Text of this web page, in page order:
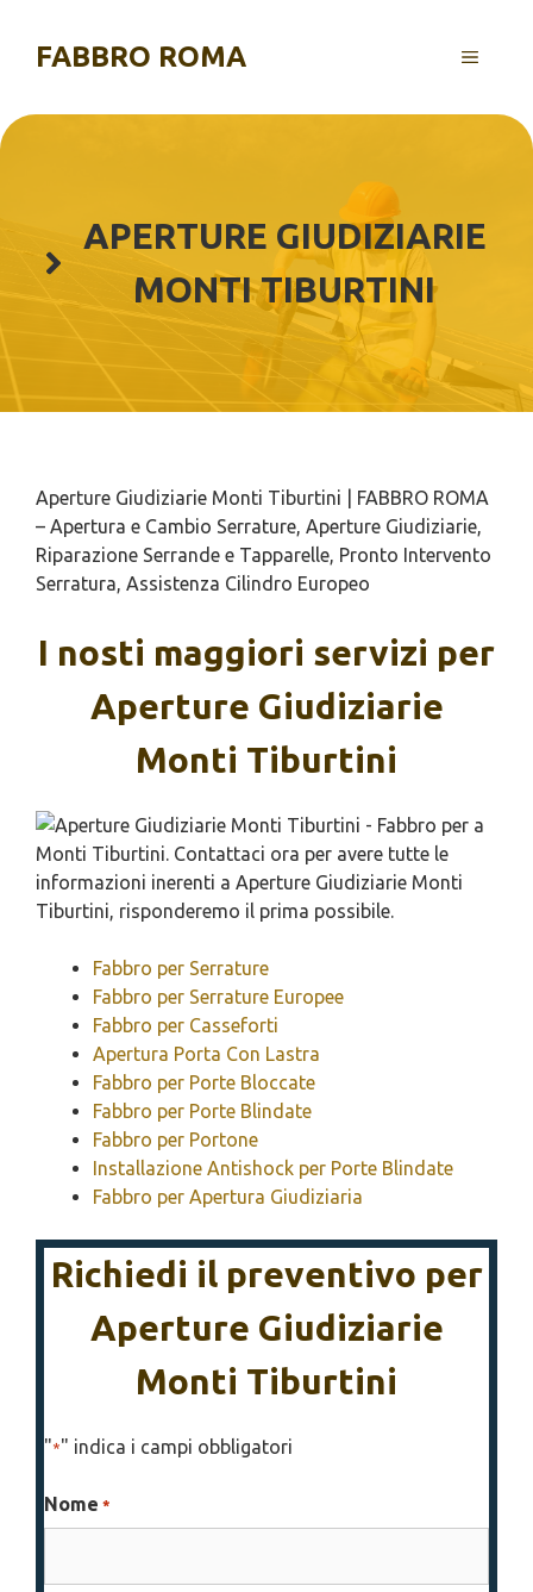
contenuto
FABBRO ROMA MENU
APERTURE GIUDIZIARIE
MONTI TIBURTINI
Aperture Giudiziarie Monti Tiburtini | FABBRO ROMA
– Apertura e Cambio Serrature, Aperture Giudiziarie,
Riparazione Serrande e Tapparelle, Pronto Intervento
Serratura, Assistenza Cilindro Europeo
I nosti maggiori servizi per
Aperture Giudiziarie
Monti Tiburtini
Fabbro per Serrature
Fabbro per Serrature Europee
Fabbro per Casseforti
Apertura Porta Con Lastra
Fabbro per Porte Bloccate
Fabbro per Porte Blindate
Fabbro per Portone
Installazione Antishock per Porte Blindate
Fabbro per Apertura Giudiziaria
Richiedi il preventivo per
Aperture Giudiziarie
Monti Tiburtini
"*" indica i campi obbligatori
Nome *